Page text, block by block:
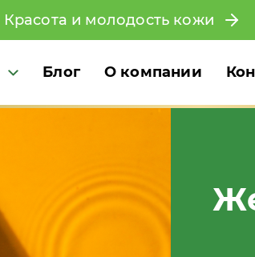
Красота и молодость кожи
Блог О компании